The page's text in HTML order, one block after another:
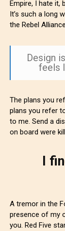
Empire, I hate it,
It’s such a long
the Rebel
Design
feels
The plans you
plans you refer
to me. Send a
on board were
I
A tremor in the
presence of my
you. Red Five